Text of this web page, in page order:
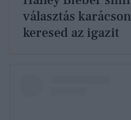
választás
keresed az igazit